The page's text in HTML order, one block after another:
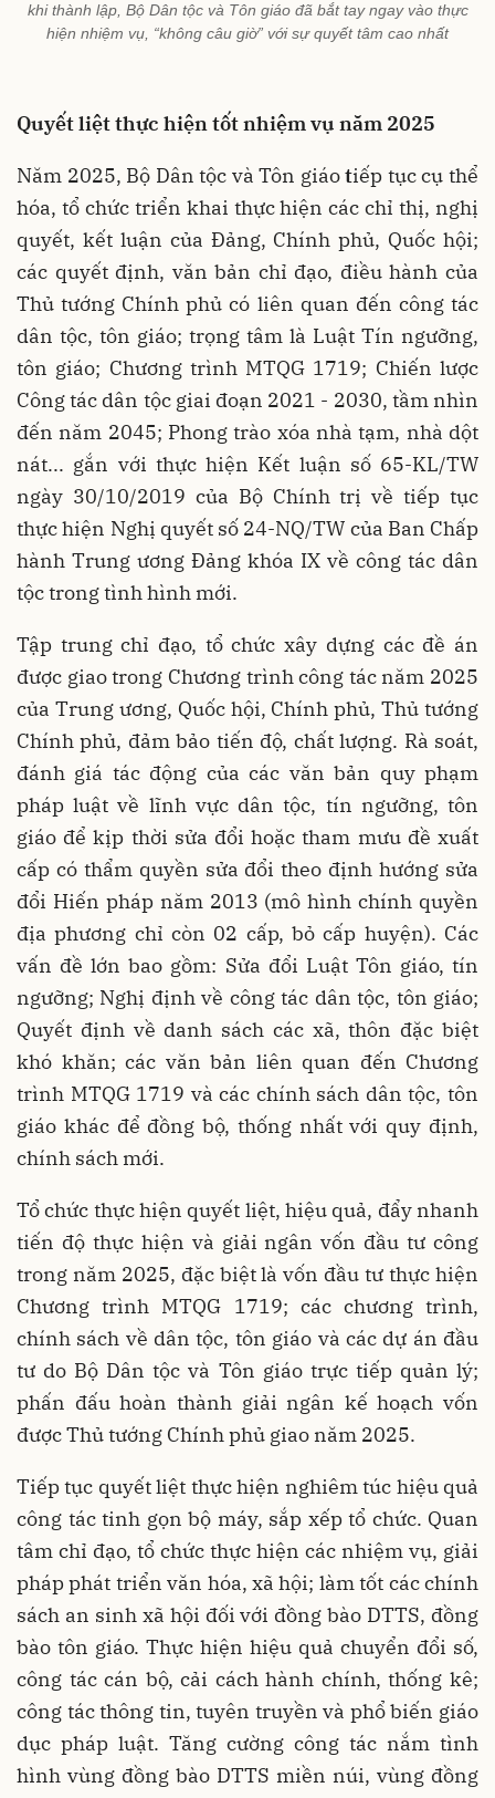
khi thành lập, Bộ Dân tộc và Tôn giáo đã bắt tay ngay vào thực
hiện nhiệm vụ, “không câu giờ” với sự quyết tâm cao nhất
Quyết liệt thực hiện tốt nhiệm vụ năm 2025
Năm 2025, Bộ Dân tộc và Tôn giáotiếp tục cụ thể
hóa, tổ chức triển khai thực hiện các chỉ thị, nghị
quyết, kết luận của Đảng, Chính phủ, Quốc hội;
các quyết định, văn bản chỉ đạo, điều hành của
Thủ tướng Chính phủ có liên quan đến công tác
dân tộc, tôn giáo; trọng tâm là Luật Tín ngưỡng,
tôn giáo; Chương trình MTQG 1719; Chiến lược
Công tác dân tộc giai đoạn 2021 - 2030, tầm nhìn
đến năm 2045; Phong trào xóa nhà tạm, nhà dột
nát... gắn với thực hiện Kết luận số 65-KL/TW
ngày 30/10/2019 của Bộ Chính trị về tiếp tục
thực hiện Nghị quyết số 24-NQ/TW của Ban Chấp
hành Trung ương Đảng khóa IX về công tác dân
tộc trong tình hình mới.
Tập trung chỉ đạo, tổ chức xây dựng các đề án
được giao trong Chương trình công tác năm 2025
của Trung ương, Quốc hội, Chính phủ, Thủ tướng
Chính phủ, đảm bảo tiến độ, chất lượng. Rà soát,
đánh giá tác động của các văn bản quy phạm
pháp luật về lĩnh vực dân tộc, tín ngưỡng, tôn
giáo để kịp thời sửa đổi hoặc tham mưu đề xuất
cấp có thẩm quyền sửa đổi theo định hướng sửa
đổi Hiến pháp năm 2013 (mô hình chính quyền
địa phương chỉ còn 02 cấp, bỏ cấp huyện). Các
vấn đề lớn bao gồm: Sửa đổi Luật Tôn giáo, tín
ngưỡng; Nghị định về công tác dân tộc, tôn giáo;
Quyết định về danh sách các xã, thôn đặc biệt
khó khăn; các văn bản liên quan đến Chương
trình MTQG 1719 và các chính sách dân tộc, tôn
giáo khác để đồng bộ, thống nhất với quy định,
chính sách mới.
Tổ chức thực hiện quyết liệt, hiệu quả, đẩy nhanh
tiến độ thực hiện và giải ngân vốn đầu tư công
trong năm 2025, đặc biệt là vốn đầu tư thực hiện
Chương trình MTQG 1719; các chương trình,
chính sách về dân tộc, tôn giáo và các dự án đầu
tư do Bộ Dân tộc và Tôn giáo trực tiếp quản lý;
phấn đấu hoàn thành giải ngân kế hoạch vốn
được Thủ tướng Chính phủ giao năm 2025.
Tiếp tục quyết liệt thực hiện nghiêm túc hiệu quả
công tác tinh gọn bộ máy, sắp xếp tổ chức. Quan
tâm chỉ đạo, tổ chức thực hiện các nhiệm vụ, giải
pháp phát triển văn hóa, xã hội; làm tốt các chính
sách an sinh xã hội đối với đồng bào DTTS, đồng
bào tôn giáo. Thực hiện hiệu quả chuyển đổi số,
công tác cán bộ, cải cách hành chính, thống kê;
công tác thông tin, tuyên truyền và phổ biến giáo
dục pháp luật. Tăng cường công tác nắm tình
hình vùng đồng bào DTTS miền núi, vùng đồng